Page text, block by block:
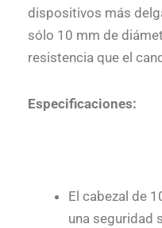
dispositivos más
sólo 10 mm de
resistencia que el
Especificaciones:
El cabezal de
una seguridad